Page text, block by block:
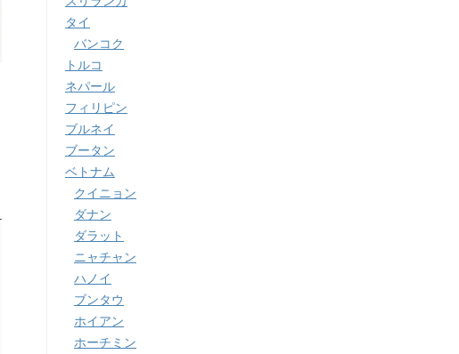
タイ
バンコク
トルコ
ネパール
フィリピン
ブルネイ
ブータン
ベトナム
クイニョン
ダナン
ダラット
ニャチャン
ハノイ
ブンタウ
ホイアン
ホーチミン